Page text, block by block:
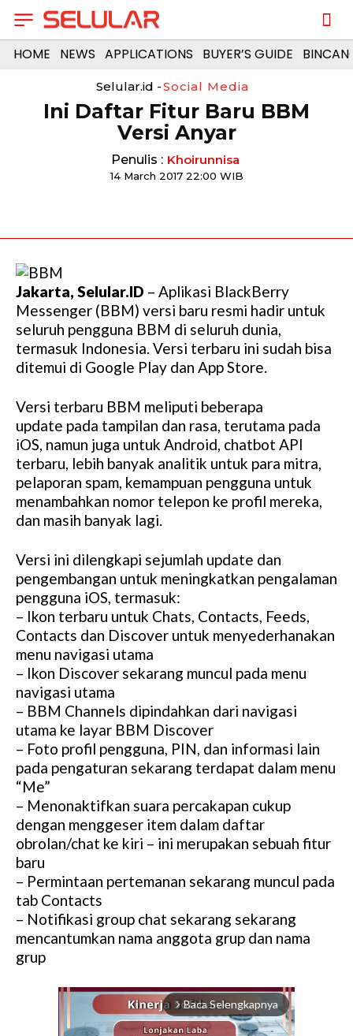
HOME NEWS APPLICATIONS BUYER’S GUIDE
Selular.id -Social Media
Ini Daftar Fitur Baru BBM
Versi Anyar
Penulis : Khoirunnisa
14 March 2017 22:00 WIB
Jakarta, Selular.ID – Aplikasi BlackBerry
Messenger (BBM) versi baru resmi hadir untuk
seluruh pengguna BBM di seluruh dunia,
termasuk Indonesia. Versi terbaru ini sudah bisa
ditemui di Google Play dan App Store.
Versi terbaru BBM meliputi beberapa
update pada tampilan dan rasa, terutama pada
iOS, namun juga untuk Android, chatbot API
terbaru, lebih banyak analitik untuk para mitra,
pelaporan spam, kemampuan pengguna untuk
menambahkan nomor telepon ke profil mereka,
dan masih banyak lagi.
Versi ini dilengkapi sejumlah update dan
pengembangan untuk meningkatkan pengalaman
pengguna iOS, termasuk:
– Ikon terbaru untuk Chats, Contacts, Feeds,
Contacts dan Discover untuk menyederhanakan
menu navigasi utama
– Ikon Discover sekarang muncul pada menu
navigasi utama
– BBM Channels dipindahkan dari navigasi
utama ke layar BBM Discover
– Foto profil pengguna, PIN, dan informasi lain
pada pengaturan sekarang terdapat dalam menu
“Me”
– Menonaktifkan suara percakapan cukup
dengan menggeser item dalam daftar
obrolan/chat ke kiri – ini merupakan sebuah fitur
baru
– Permintaan pertemanan sekarang muncul pada
tab Contacts
– Notifikasi group chat sekarang sekarang
mencantumkan nama anggota grup dan nama
grup
arrow_forward_ios Baca Selengkapnya